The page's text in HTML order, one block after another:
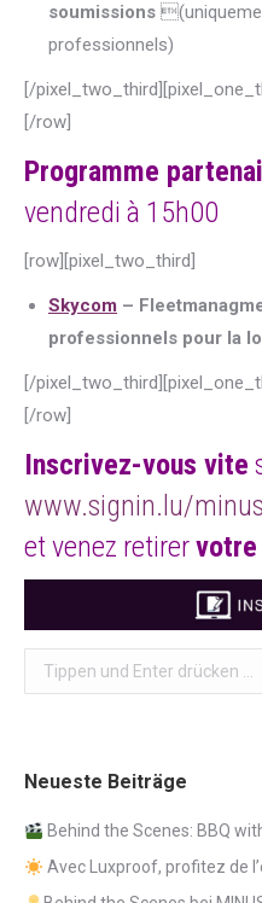
soumissions
professionnels)
[/
[/row]
Programme
vendredi à 15h00
[row][pixel_two_third]
Skycom –
professionnels pour la
[/
[/row]
Inscrivez-vous vite
www.signin.lu/
et venez retirervotre
Search:
Neueste Beiträge
Behind the Scenes: BBQ
Avec Luxproof, profitez de